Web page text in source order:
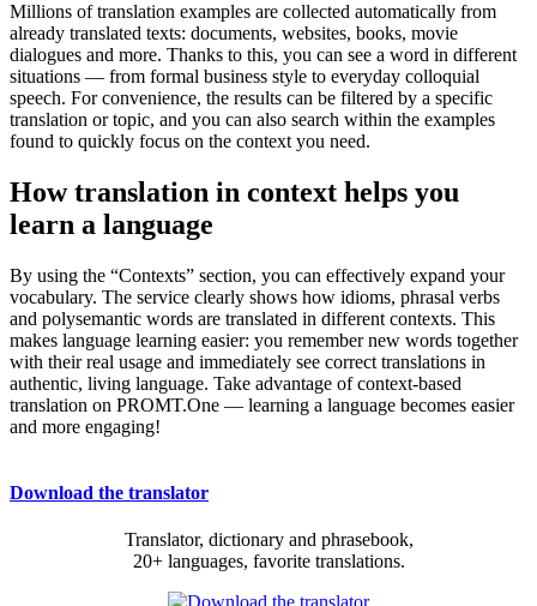
Millions of translation examples are collected automatically from
already translated texts: documents, websites, books, movie
dialogues and more. Thanks to this, you can see a word in different
situations — from formal business style to everyday colloquial
speech. For convenience, the results can be filtered by a specific
translation or topic, and you can also search within the examples
found to quickly focus on the context you need.
How translation in context helps you
learn a language
By using the “Contexts” section, you can effectively expand your
vocabulary. The service clearly shows how idioms, phrasal verbs
and polysemantic words are translated in different contexts. This
makes language learning easier: you remember new words together
with their real usage and immediately see correct translations in
authentic, living language. Take advantage of context-based
translation on PROMT.One — learning a language becomes easier
and more engaging!
Download the translator
Translator, dictionary and phrasebook,
20+ languages, favorite translations.